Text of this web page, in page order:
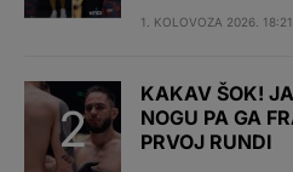
1. KOLOVOZA 2026. 18:21
KAKAV ŠOK!
NOGU PA GA
PRVOJ RUNDI